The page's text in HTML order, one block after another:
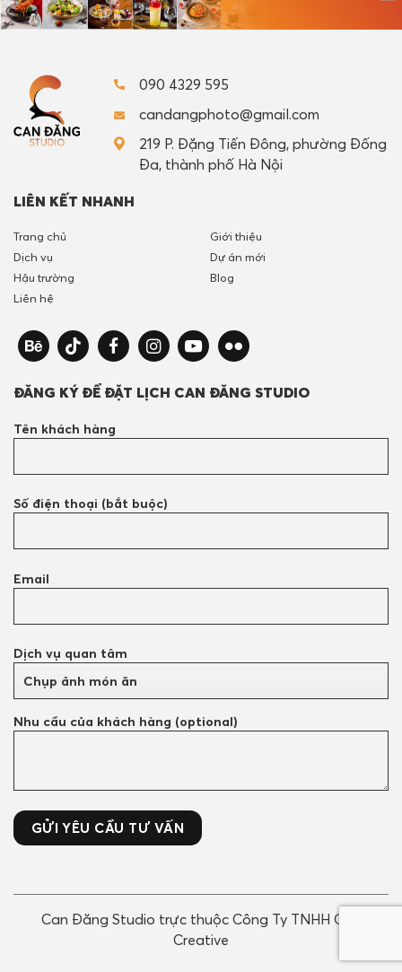
090 4329 595
candangphoto@gmail.com
219 P. Đặng Tiến Đông, phường Đống
Đa, thành phố Hà Nội
LIÊN KẾT NHANH
Trang chủ
Giới thiệu
Dịch vụ
Dự án mới
Hậu trường
Blog
Liên hệ
ĐĂNG KÝ ĐỂ ĐẶT LỊCH CAN ĐĂNG STUDIO
Tên khách hàng
Số điện thoại (bắt buộc)
Email
Dịch vụ quan tâm
Nhu cầu của khách hàng (optional)
Can Đăng Studio trực thuộc Công Ty TNHH Can
Creative